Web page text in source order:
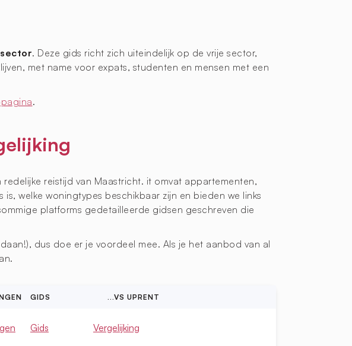
. Deze gids richt zich uiteindelijk op de vrije sector,
met name voor expats, studenten en mensen met een
.
reistijd van Maastricht. it omvat appartementen,
welke woningtypes beschikbaar zijn en bieden we links
platforms gedetailleerde gidsen geschreven die
dus doe er je voordeel mee. Als je het aanbod van al
GIDS ...VS UPRENT
Gids Vergelijking